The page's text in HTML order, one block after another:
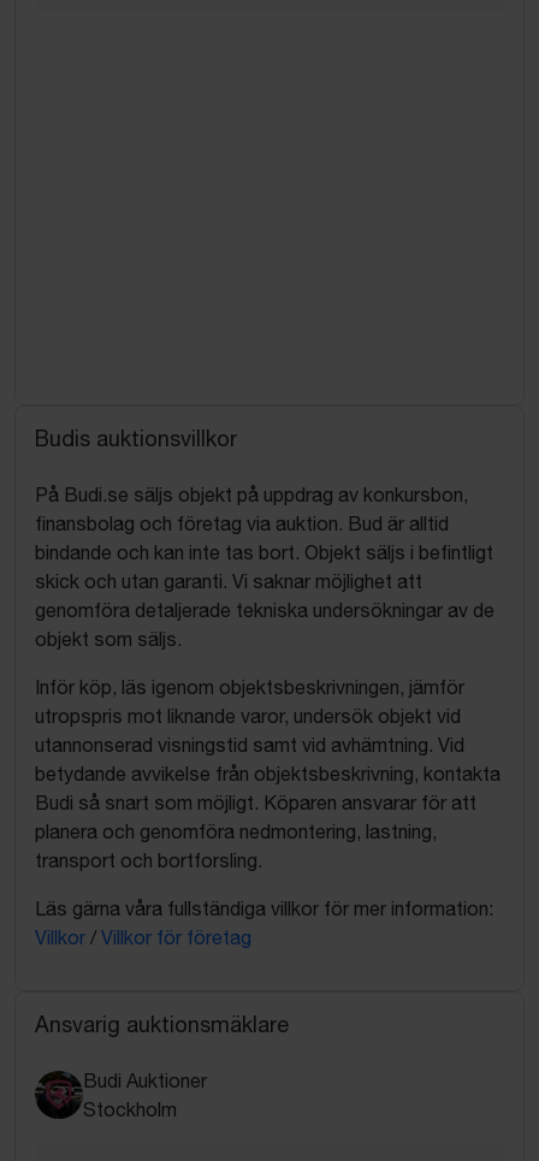
Budis auktionsvillkor
På Budi.se säljs objekt på uppdrag av konkursbon,
finansbolag och företag via auktion. Bud är alltid
bindande och kan inte tas bort. Objekt säljs i befintligt
skick och utan garanti. Vi saknar möjlighet att
genomföra detaljerade tekniska undersökningar av de
objekt som säljs.
Inför köp, läs igenom objektsbeskrivningen, jämför
utropspris mot liknande varor, undersök objekt vid
utannonserad visningstid samt vid avhämtning. Vid
betydande avvikelse från objektsbeskrivning, kontakta
Budi så snart som möjligt. Köparen ansvarar för att
planera och genomföra nedmontering, lastning,
transport och bortforsling.
Läs gärna våra fullständiga villkor för mer information:
Villkor / Villkor för företag
Ansvarig auktionsmäklare
Budi Auktioner
Stockholm